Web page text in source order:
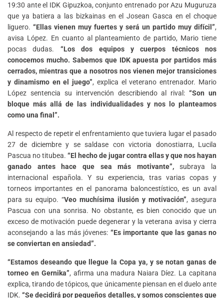
19:30 ante el IDK Gipuzkoa, conjunto entrenado por Azu Muguruza
que ya batiera a las bizkainas en el Josean Gasca en el choque
liguero. “Ellas vienen muy fuertes y será un partido muy difícil”,
avisa López. En cuanto al planteamiento de partido, Mario tiene
pocas dudas. “Los dos equipos y cuerpos técnicos nos
conocemos mucho. Sabemos que IDK apuesta por partidos más
cerrados, mientras que a nosotros nos vienen mejor transiciones
y dinamismo en el juego”, explica el veterano entrenador. Mario
López sentencia su intervención describiendo al rival:“Son un
bloque más allá de las individualidades y nos lo planteamos
como una final”.
Al respecto de repetir el enfrentamiento que tuviera lugar el pasado
27 de diciembre y se saldase con victoria donostiarra, Lucila
Pascua no titubea. “El hecho de jugar contra ellas y que nos hayan
ganado antes hace que sea más motivante”,subraya la
internacional española. Y su experiencia, tras varias copas y
torneos importantes en el panorama baloncestístico, es un aval
para su equipo. “Veo muchísima ilusión y motivación”, asegura
Pascua con una sonrisa. No obstante, es bien conocido que un
exceso de motivación puede degenerar y la veterana avisa y cierra
aconsejando a las más jóvenes: “Es importante que las ganas no
se conviertan en ansiedad”.
“Estamos deseando que llegue la Copa ya, y se notan ganas de
torneo en Gernika”, afirma una madura Naiara Díez. La capitana
explica, tirando de tópicos, que únicamente piensan en el duelo ante
IDK.“Se decidirá por pequeños detalles, y somos conscientes que